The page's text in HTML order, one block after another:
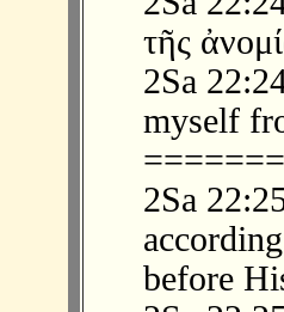
τῆς
2Sa
myself
2Sa
before